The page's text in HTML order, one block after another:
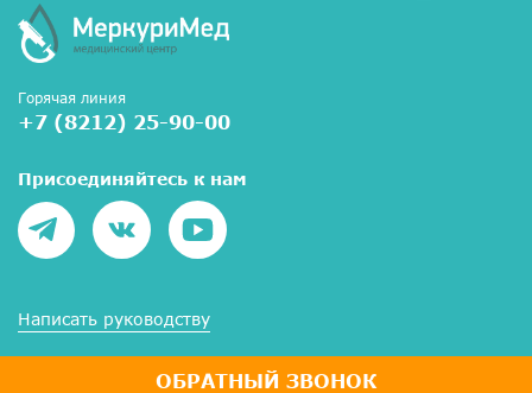
Горячая линия
+7 (8212) 25-90-00
ОБРАТНЫЙ ЗВОНОК
Присоединяйтесь к нам
Написать руководству